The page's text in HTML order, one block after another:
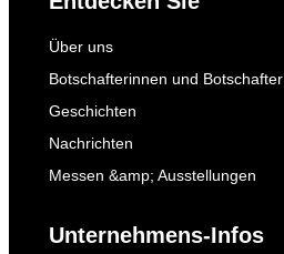
Über uns
Botschafterinnen und Botschafter
Geschichten
Nachrichten
Messen &amp; Ausstellungen
Unternehmens-Infos